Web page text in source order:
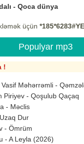
- Qoca dünya
üçün
Populyar mp3
!
Məhərrəmli -
Piriyev - Qoşulub Qaçaq
- Məclis
Dur
- Ömrüm
- A Leyla (2026)